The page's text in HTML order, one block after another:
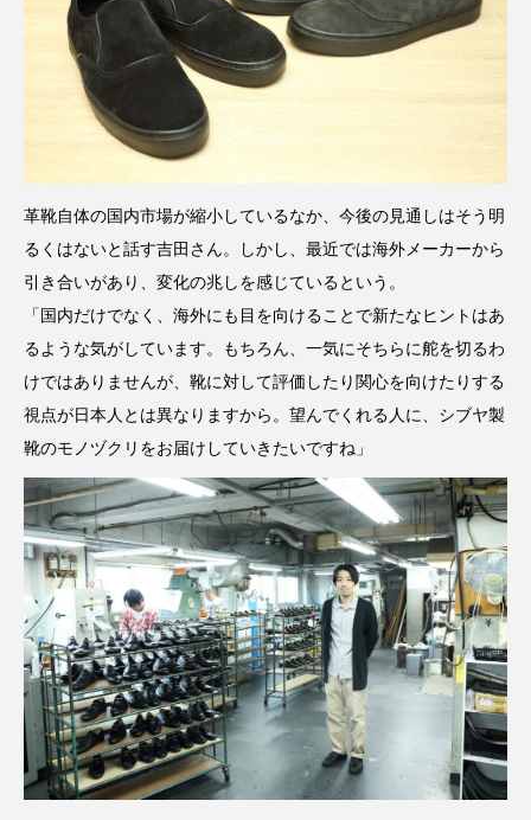
革靴自体の国内市場が縮小しているなか、今後の見通しはそう明
るくはないと話す吉田さん。しかし、最近では海外メーカーから
引き合いがあり、変化の兆しを感じているという。
「国内だけでなく、海外にも目を向けることで新たなヒントはあ
るような気がしています。もちろん、一気にそちらに舵を切るわ
けではありませんが、靴に対して評価したり関心を向けたりする
視点が日本人とは異なりますから。望んでくれる人に、シブヤ製
靴のモノヅクリをお届けしていきたいですね」